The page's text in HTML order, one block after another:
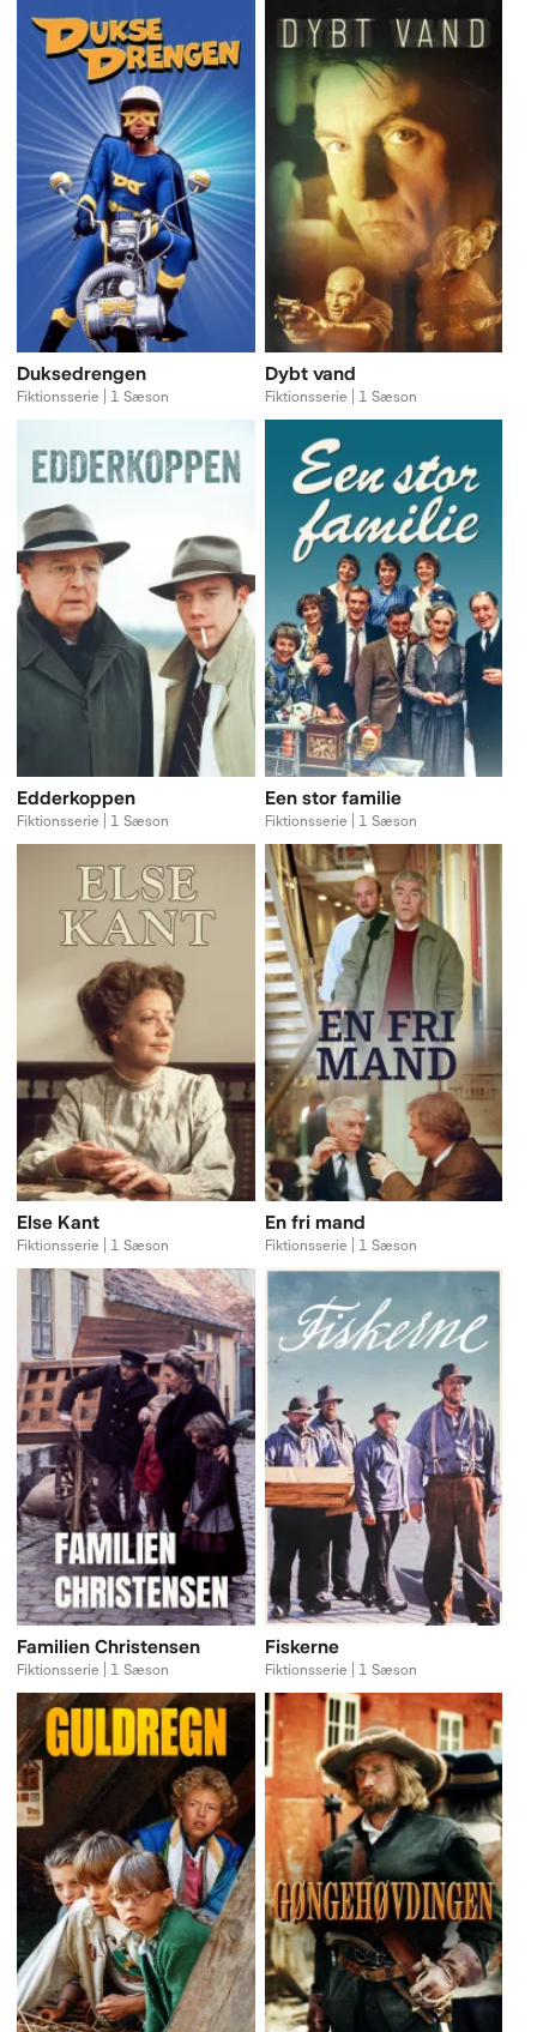
Duksedrengen
Fiktionsserie | 1 Sæson
Dybt vand
Fiktionsserie | 1 Sæson
Edderkoppen
Fiktionsserie | 1 Sæson
Een stor familie
Fiktionsserie | 1 Sæson
Else Kant
Fiktionsserie | 1 Sæson
En fri mand
Fiktionsserie | 1 Sæson
Familien Christensen
Fiktionsserie | 1 Sæson
Fiskerne
Fiktionsserie | 1 Sæson